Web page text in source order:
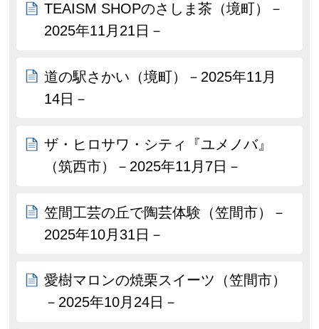
TEAISM SHOPのさしま茶（境町）－
2025年11月21日－
道の駅さかい（境町）－2025年11月
14日－
ザ・ヒロサワ・シティ『ユメノバ』
（筑西市）－2025年11月7日－
笠間工芸の丘で陶芸体験（笠間市）－
2025年10月31日－
愛樹マロンの焼栗スイーツ（笠間市）
－2025年10月24日－